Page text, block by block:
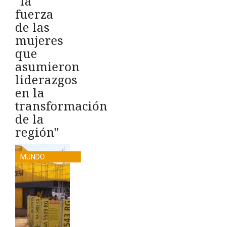
fuerza
de las
mujeres
que
asumieron
liderazgos
en la
transformación
de la
región"
MUNDO